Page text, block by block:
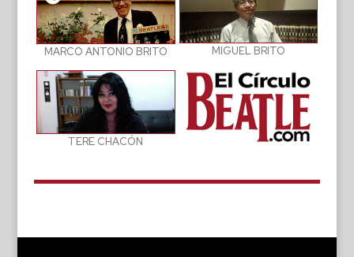
MARCO ANTONIO BRITO MIGUEL BRITO
TERE CHACÓN